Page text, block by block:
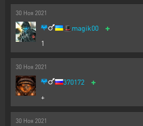
30 Ноя 2021
🎩magik00 +
1
30 Ноя 2021
370172 +
+
30 Ноя 2021